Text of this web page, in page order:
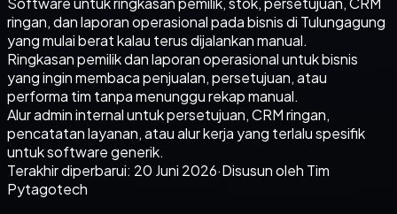
ringan, dan laporan operasional pada bisnis di Tulungagung
yang mulai berat kalau terus dijalankan manual.
Ringkasan pemilik dan laporan operasional untuk bisnis
yang ingin membaca penjualan, persetujuan, atau
performa tim tanpa menunggu rekap manual.
Alur admin internal untuk persetujuan, CRM ringan,
pencatatan layanan, atau alur kerja yang terlalu spesifik
untuk software generik.
Terakhir diperbarui: 20 Juni 2026·Disusun oleh Tim
Pytagotech